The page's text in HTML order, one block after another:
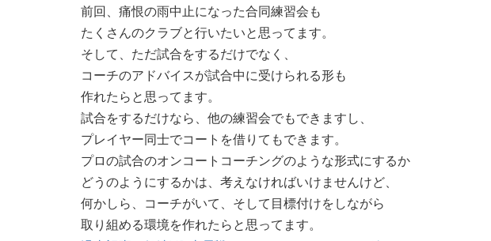
前回、痛恨の雨中止になった合同練習会も
たくさんのクラブと行いたいと思ってます。
そして、ただ試合をするだけでなく、
コーチのアドバイスが試合中に受けられる形も
作れたらと思ってます。
試合をするだけなら、他の練習会でもできますし、
プレイヤー同士でコートを借りてもできます。
プロの試合のオンコートコーチングのような形式にするか
どうのようにするかは、考えなければいけませんけど、
何かしら、コーチがいて、そして目標付けをしながら
取り組める環境を作れたらと思ってます。